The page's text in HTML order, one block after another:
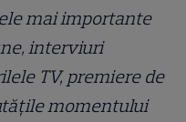
mai importante
interviuri
TV, premiere de
momentului